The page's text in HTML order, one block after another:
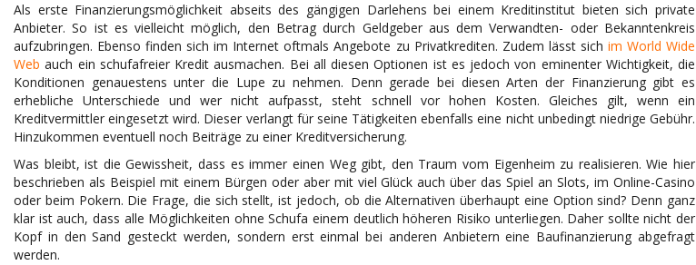
Als erste Finanzierungsmöglichkeit abseits des gängigen Darlehens bei einem Kreditinstitut bieten sich private
Anbieter. So ist es vielleicht möglich, den Betrag durch Geldgeber aus dem Verwandten- oder Bekanntenkreis
aufzubringen. Ebenso finden sich im Internet oftmals Angebote zu Privatkrediten. Zudem lässt sich im World Wide
Web auch ein schufafreier Kredit ausmachen. Bei all diesen Optionen ist es jedoch von eminenter Wichtigkeit, die
Konditionen genauestens unter die Lupe zu nehmen. Denn gerade bei diesen Arten der Finanzierung gibt es
erhebliche Unterschiede und wer nicht aufpasst, steht schnell vor hohen Kosten. Gleiches gilt, wenn ein
Kreditvermittler eingesetzt wird. Dieser verlangt für seine Tätigkeiten ebenfalls eine nicht unbedingt niedrige Gebühr.
Hinzukommen eventuell noch Beiträge zu einer Kreditversicherung.
Was bleibt, ist die Gewissheit, dass es immer einen Weg gibt, den Traum vom Eigenheim zu realisieren. Wie hier
beschrieben als Beispiel mit einem Bürgen oder aber mit viel Glück auch über das Spiel an Slots, im Online-Casino
oder beim Pokern. Die Frage, die sich stellt, ist jedoch, ob die Alternativen überhaupt eine Option sind? Denn ganz
klar ist auch, dass alle Möglichkeiten ohne Schufa einem deutlich höheren Risiko unterliegen. Daher sollte nicht der
Kopf in den Sand gesteckt werden, sondern erst einmal bei anderen Anbietern eine Baufinanzierung abgefragt
werden.